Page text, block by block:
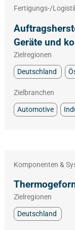
Fertigungs-/
Geräte und
Zielregionen
Deutschland
Zielbranchen
Automotive
Komponenten &
Zielregionen
Deutschland